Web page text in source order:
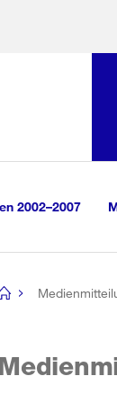
2002–2007